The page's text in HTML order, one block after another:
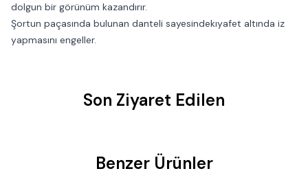
dolgun bir görünüm kazandırır.
Şortun paçasında bulunan danteli sayesindekıyafet altında iz
yapmasını engeller.
Son Ziyaret Edilen
Benzer Ürünler